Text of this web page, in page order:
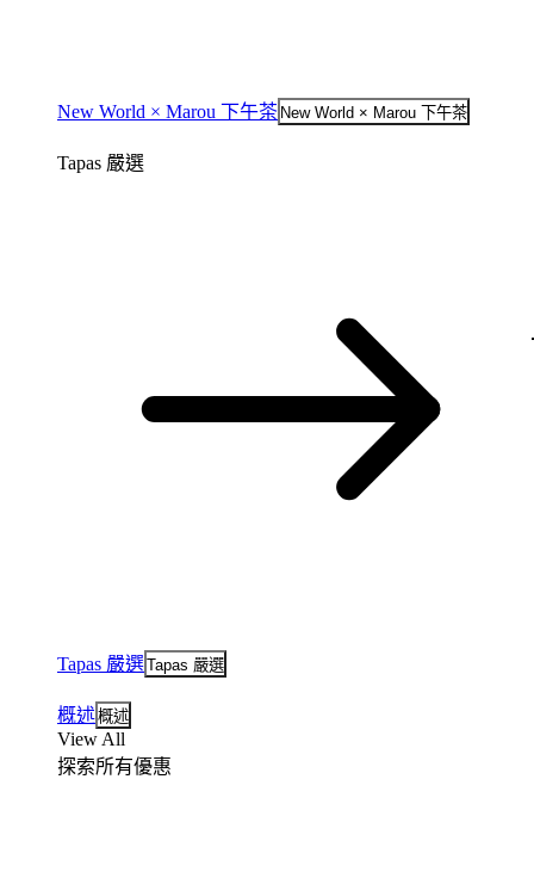
New World × Marou 下午茶 New World × Marou 下午茶
Tapas 嚴選
Tapas 嚴選Tapas 嚴選
概述概述
View All
探索所有優惠